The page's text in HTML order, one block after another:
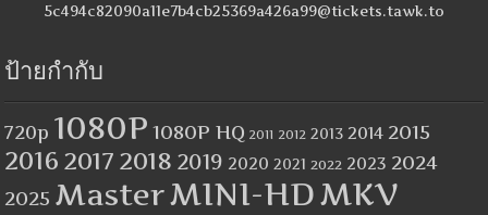
5c494c82090a11e7b4cb25369a426a99@tickets.tawk.to
ป้ายกำกับ
720p 1080P 1080P HQ 2011 2012 2013 2014 2015
2016 2017 2018 2019 2020 2021 2022 2023 2024
2025 MasterMINI-HDMKV